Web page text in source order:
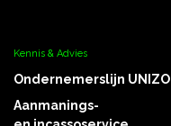
Kennis & Advies
Ondernemerslijn UNIZO
Aanmanings-